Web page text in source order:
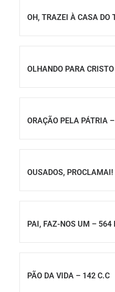
OH, TRAZEI À CASA DO
OLHANDO PARA
ORAÇÃO PELA PÁTRIA
OUSADOS,
PAI, FAZ-NOS UM – 564
PÃO DA VIDA – 142 C.C